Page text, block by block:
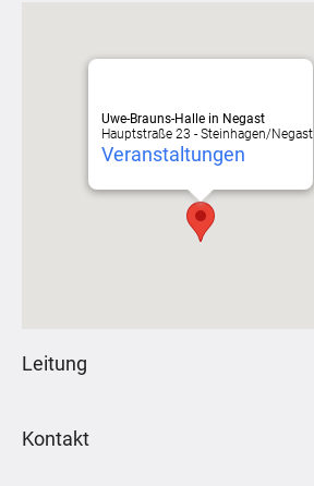
Uwe-Brauns-Halle in Negast
Hauptstraße 23 - Steinhagen/Negast
Veranstaltungen
Leitung
Kontakt